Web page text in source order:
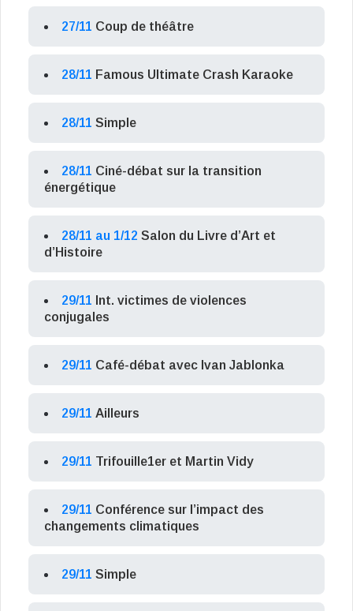
27/11 Coup de théâtre
28/11 Famous Ultimate Crash Karaoke
28/11 Simple
28/11 Ciné-débat sur la transition
énergétique
28/11 au 1/12 Salon du Livre d’Art et
d’Histoire
29/11 Int. victimes de violences
conjugales
29/11 Café-débat avec Ivan Jablonka
29/11 Ailleurs
29/11 Trifouille1er et Martin Vidy
29/11 Conférence sur l’impact des
changements climatiques
29/11 Simple